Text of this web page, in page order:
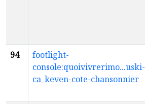
94
footlight-
console:quoivivrerimo...uski-
ca_keven-cote-chansonnier